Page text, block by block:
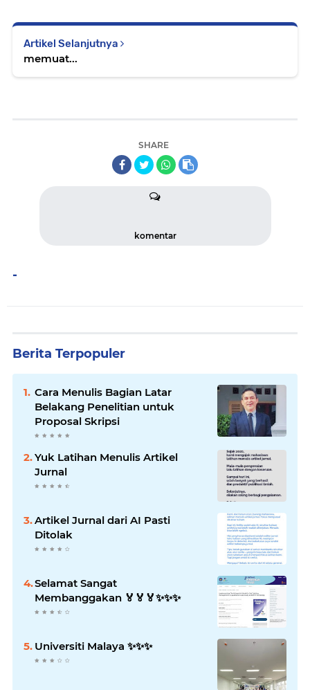
Artikel Selanjutnya
memuat...
SHARE
komentar
-
Berita Terpopuler
Cara Menulis Bagian Latar
Belakang Penelitian untuk
Proposal Skripsi
Yuk Latihan Menulis Artikel
Jurnal
Artikel Jurnal dari AI Pasti
Ditolak
Selamat Sangat
Membanggakan 🏅🏅🏅✨️✨️✨️
Universiti Malaya ✨️✨️✨️